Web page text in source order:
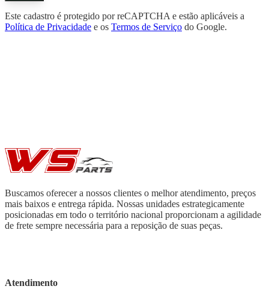
Este cadastro é protegido por reCAPTCHA e estão aplicáveis a
Política de Privacidade e os Termos de Serviço do Google.
Buscamos oferecer a nossos clientes o melhor atendimento, preços
mais baixos e entrega rápida. Nossas unidades estrategicamente
posicionadas em todo o território nacional proporcionam a agilidade
de frete sempre necessária para a reposição de suas peças.
Atendimento